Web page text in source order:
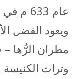
عام
ويعود الفضل
مطران الرُّها
وتراث